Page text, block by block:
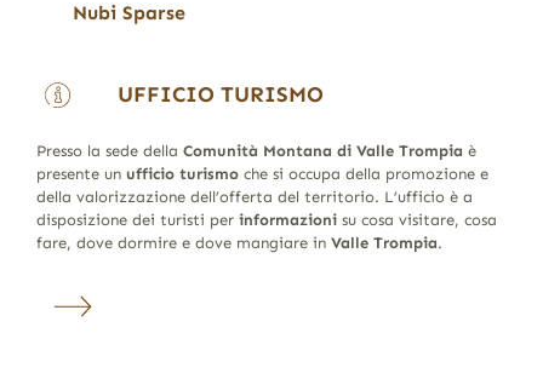
Nubi Sparse
UFFICIO TURISMO
Presso la sede della Comunità Montana di Valle Trompia è
presente un ufficio turismoche si occupa della promozione e
della valorizzazione dell’offerta del territorio. L’ufficio è a
disposizione dei turisti per informazionisu cosa visitare, cosa
fare, dove dormire e dove mangiare in Valle Trompia.